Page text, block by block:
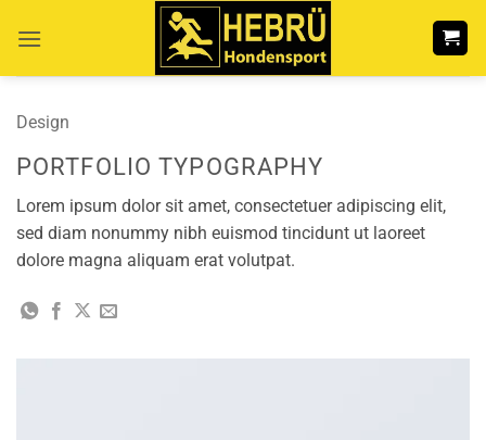
naar
Design
PORTFOLIO TYPOGRAPHY
Lorem ipsum dolor sit amet, consectetuer adipiscing elit,
sed diam nonummy nibh euismod tincidunt ut laoreet
dolore magna aliquam erat volutpat.